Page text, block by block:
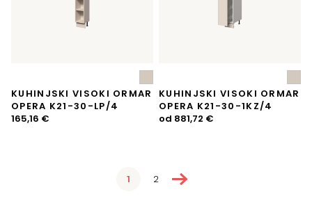
KUHINJSKI VISOKI ORMAR
OPERA K21-30-LP/4
165,16 €
KUHINJSKI VISOKI ORMAR
OPERA K21-30-1KZ/4
od 881,72 €
1 2→